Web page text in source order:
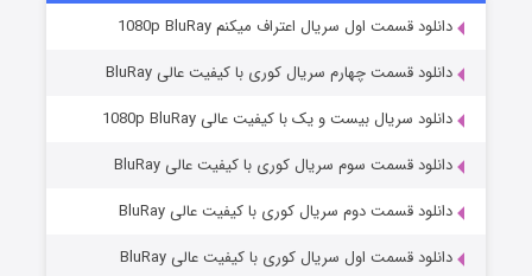
مردگان متحرک: شهر مرده ۳
دانلود قسمت اول سریال اعتراف میکنم 1080p BluRay
دانلود قسمت چهارم سریال کوری با کیفیت عالی BluRay
دانلود سریال بیست و یک با کیفیت عالی 1080p BluRay
دانلود قسمت سوم سریال کوری با کیفیت عالی BluRay
دانلود قسمت دوم سریال کوری با کیفیت عالی BluRay
دانلود قسمت اول سریال کوری با کیفیت عالی BluRay